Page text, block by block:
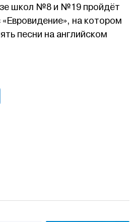
школ №8 и №19 пройдёт
«Евровидение», на котором
песни на английском